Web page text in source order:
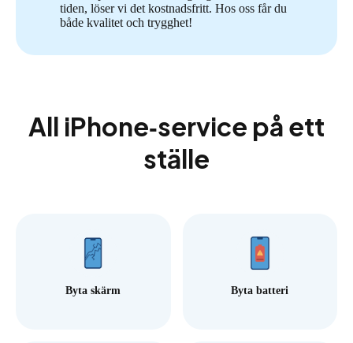
tiden, löser vi det kostnadsfritt. Hos oss får du
både kvalitet och trygghet!
All iPhone‑service på ett
ställe
Byta skärm Byta batteri